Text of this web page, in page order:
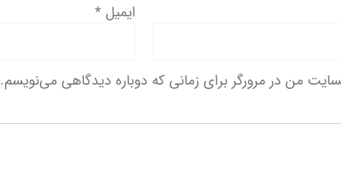
ایمیل *
من در مرورگر برای زمانی که دوباره دیدگاهی می‌نویسم.